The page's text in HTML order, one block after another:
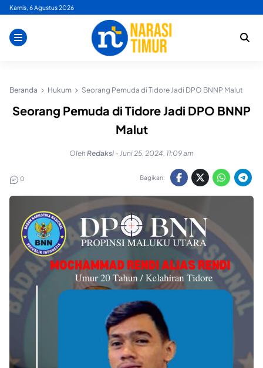
Skip
content
Kamis, 6 Agustus 2026
Beranda Hukum Seorang Pemuda di Tidore Jadi DPO BNNP Malut
Seorang Pemuda di Tidore Jadi DPO BNNP
Malut
OlehRedaksi - Juni 25, 2024, 11:09 am
0 Bagikan: